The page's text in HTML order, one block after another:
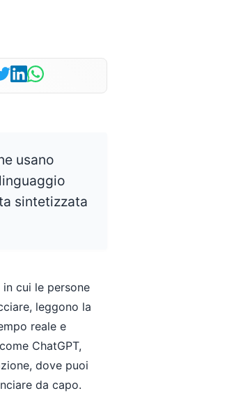
usano
sintetizzata
cui le persone
leggono la
reale e
ChatGPT,
dove puoi
da capo.